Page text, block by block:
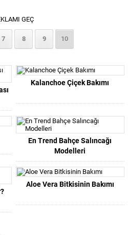
GEÇ
7 8 9 10
Kalanchoe Çiçek Bakımı
En Trend Bahçe Salıncağı
Modelleri
Aloe Vera Bitkisinin Bakımı